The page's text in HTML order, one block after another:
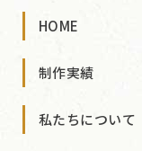
HOME
制作実績
私たちについて